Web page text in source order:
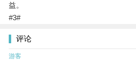
益。
#3#
评论
游客